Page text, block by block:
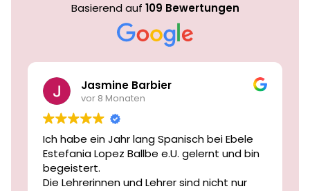
Basierend auf 109 Bewertungen
Jasmine Barbier
vor 8 Monaten
Ich habe ein Jahr lang Spanisch bei Ebele
Estefania Lopez Ballbe e.U. gelernt und bin
begeistert.
Die Lehrerinnen und Lehrer sind nicht nur